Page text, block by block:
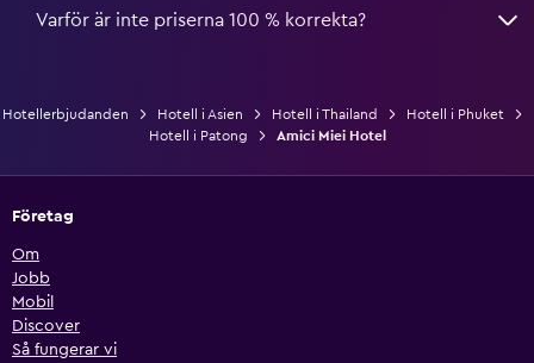
Varför är inte priserna 100 % korrekta?
Hotellerbjudanden Hotell i Asien Hotell i Thailand
Hotell i Phuket
Hotell i Patong
Amici Miei Hotel
Företag
Om
Jobb
Mobil
Discover
Så fungerar vi